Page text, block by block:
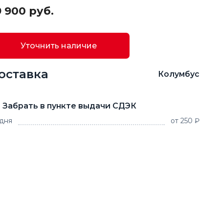
900 руб.
Уточнить наличие
Колумбус
Забрать в пункте выдачи СДЭК
от 250 ₽